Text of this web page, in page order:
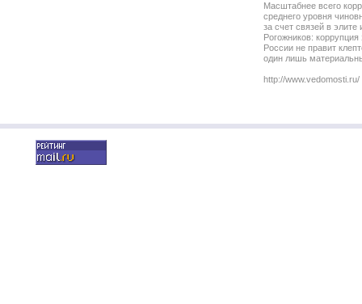
Масштабнее всего
среднего уровня
за счет связей в
Рогожников:
России не правит
один лишь
http://www.vedomosti.ru/